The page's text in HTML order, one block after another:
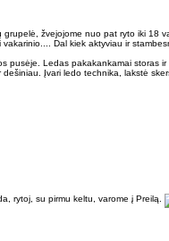
žvejojome nuo pat ryto iki
Dal kiek aktyviau ir
pusėje. Ledas pakakankamai storas
Įvari ledo technika, lakstė
rytoj, su pirmu keltu, varome į Preilą.